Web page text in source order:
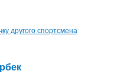
другого спортсмена